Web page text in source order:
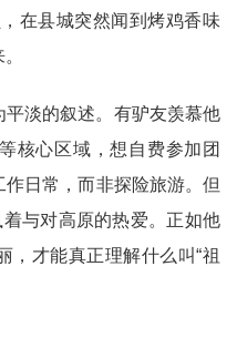
在县城突然闻到烤鸡香味
淡的叙述。有驴友羡慕他
核心区域，想自费参加团
日常，而非探险旅游。但
与对高原的热爱。正如他
，才能真正理解什么叫“祖